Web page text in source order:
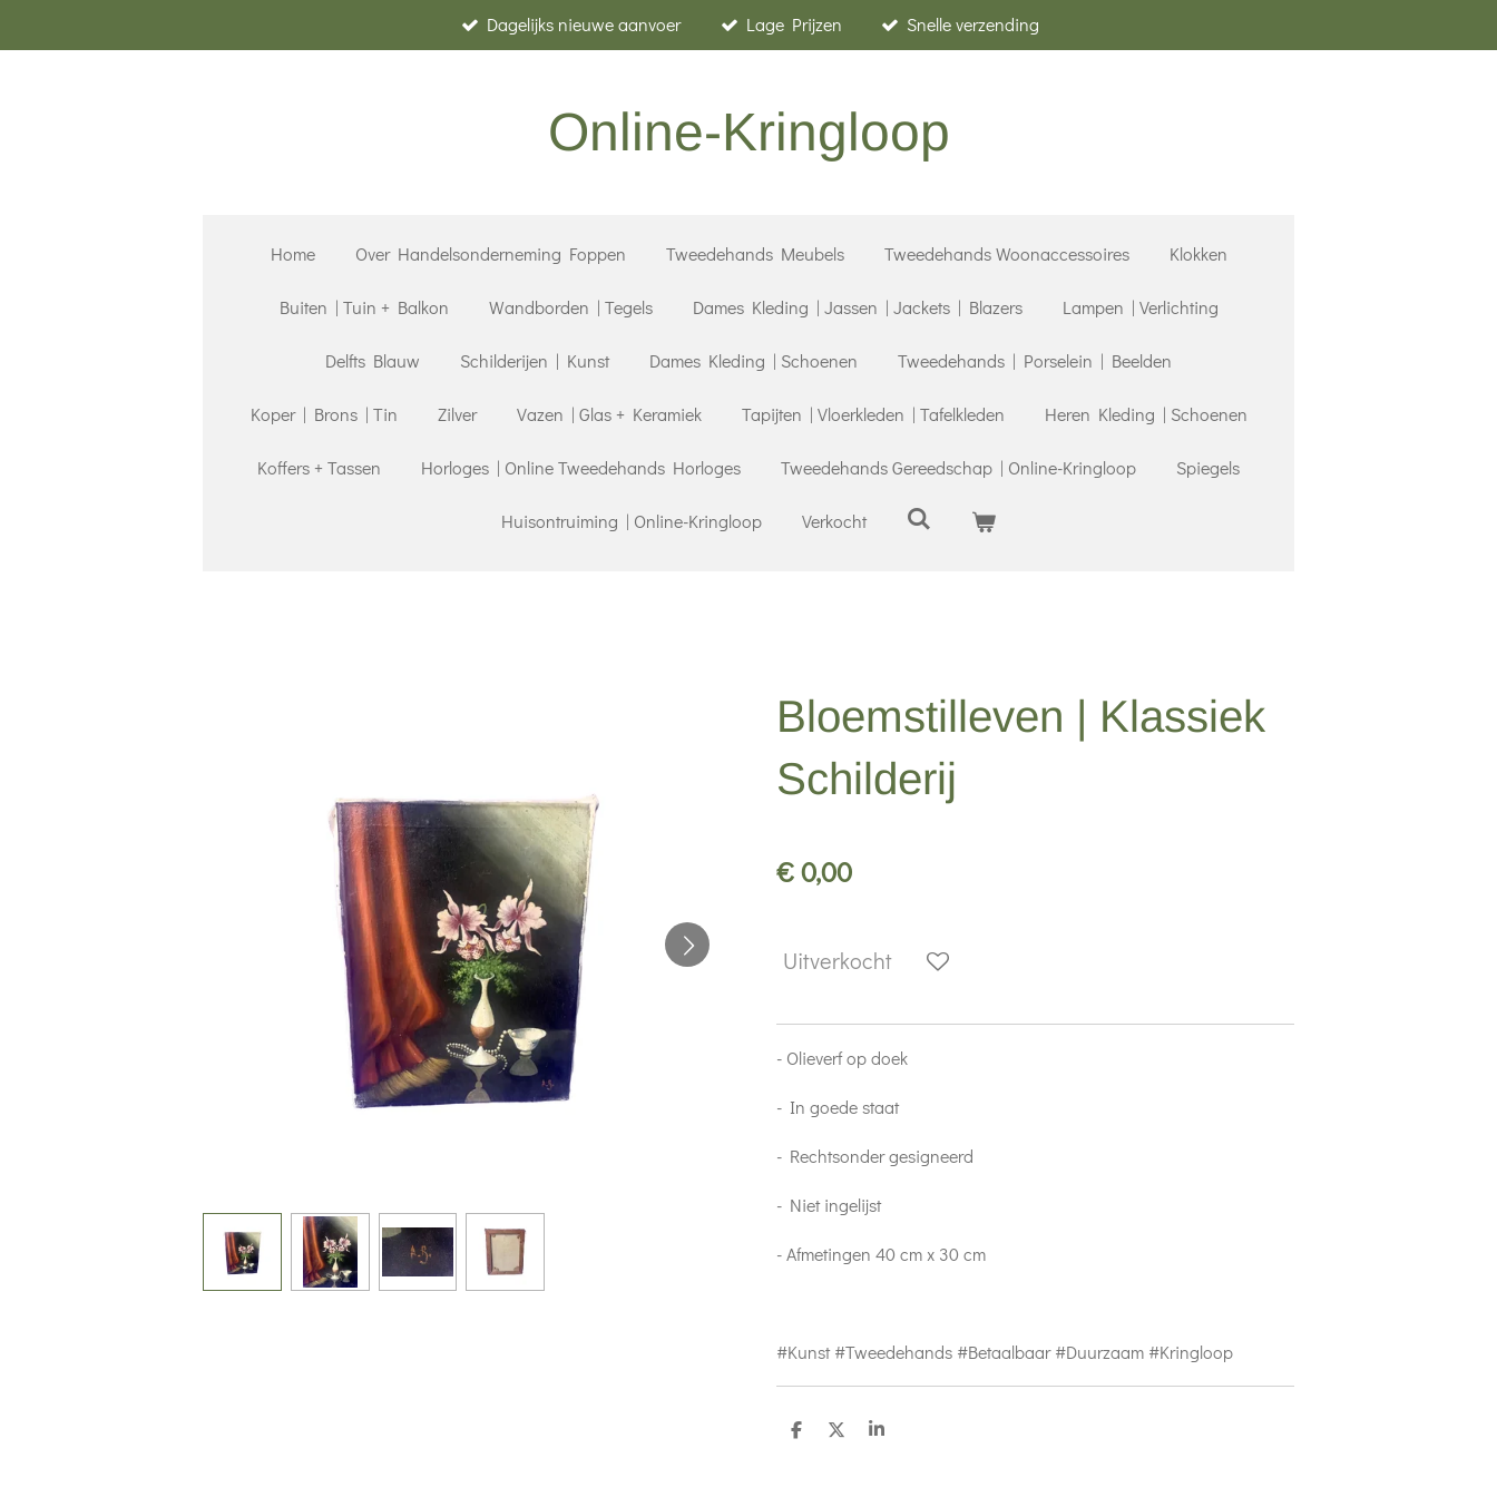
direct
Dagelijks nieuwe aanvoer Lage Prijzen Snelle verzending
Online-Kringloop
Home Over Handelsonderneming Foppen Tweedehands Meubels Tweedehands Woonaccessoires Klokken
Buiten | Tuin + Balkon Wandborden | Tegels Dames Kleding | Jassen | Jackets | Blazers Lampen | Verlichting
Delfts Blauw Schilderijen | Kunst Dames Kleding | Schoenen Tweedehands | Porselein | Beelden
Koper | Brons | Tin Zilver Vazen | Glas + Keramiek Tapijten | Vloerkleden | Tafelkleden Heren Kleding | Schoenen
Koffers + Tassen Horloges | Online Tweedehands Horloges Tweedehands Gereedschap | Online-Kringloop Spiegels
Huisontruiming | Online-Kringloop Verkocht
Bloemstilleven | Klassiek
Schilderij
€ 0,00
Uitverkocht
- Olieverf op doek
- In goede staat
- Rechtsonder gesigneerd
- Niet ingelijst
- Afmetingen 40 cm x 30 cm
#Kunst #Tweedehands #Betaalbaar #Duurzaam #Kringloop
D
D
S